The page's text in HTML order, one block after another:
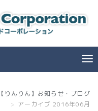
【りんりん】お知らせ・ブログ
アーカイブ 2016年06月